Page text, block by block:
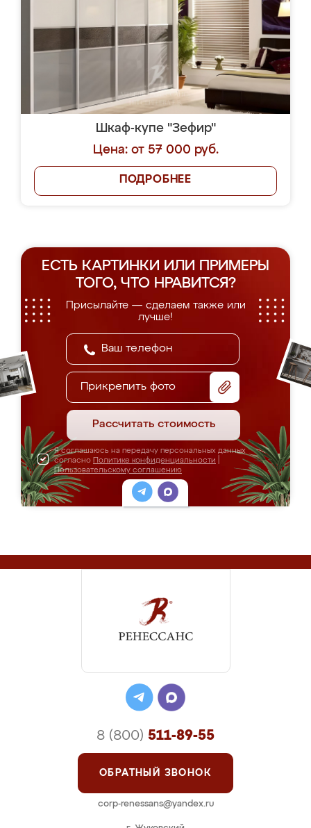
Шкаф-купе "Зефир"
Цена: от 57 000 руб.
ПОДРОБНЕЕ
ЕСТЬ КАРТИНКИ ИЛИ ПРИМЕРЫ
ТОГО, ЧТО НРАВИТСЯ?
Присылайте — сделаем также или
лучше!
Прикрепить фото
Рассчитать стоимость
Я соглашаюсь на передачу персональных данных
согласно Политике конфиденциальности
Пользовательскому соглашению
8 (800) 511-89-55
ОБРАТНЫЙ ЗВОНОК
corp-renessans@yandex.ru